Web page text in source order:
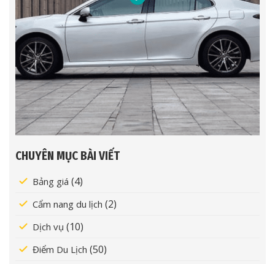
CHUYÊN MỤC BÀI VIẾT
Bảng giá (4)
Cẩm nang du lịch (2)
Dịch vụ (10)
Điểm Du Lịch (50)